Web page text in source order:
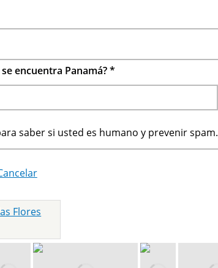
encuentra Panamá?*
saber si usted es humano y prevenir spam.
Flores